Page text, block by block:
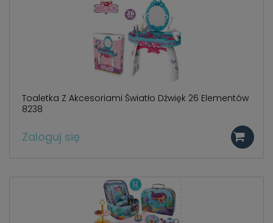
Toaletka Z Akcesoriami Światło Dźwięk 26 Elementów
8238
Zaloguj się